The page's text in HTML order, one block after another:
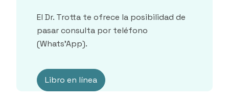
El Dr. Trotta te ofrece la posibilidad de
pasar consulta por teléfono
(Whats’App).
Libro en línea